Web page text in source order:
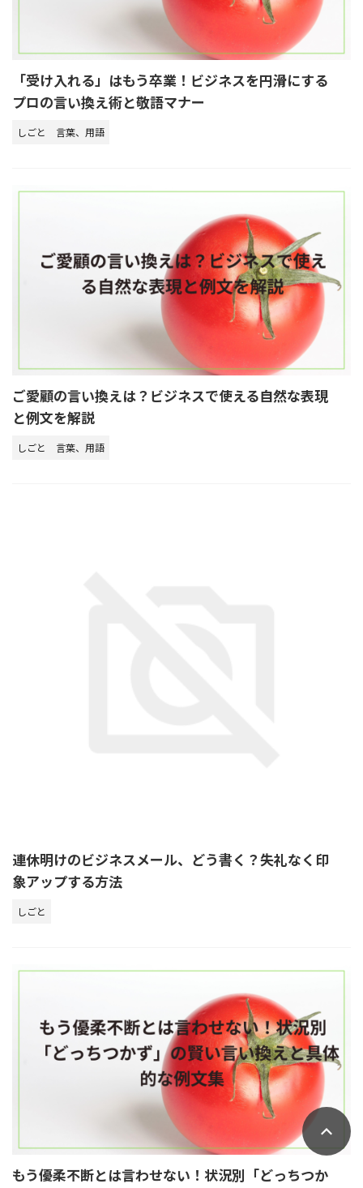
「受け入れる」はもう卒業！ビジネスを円滑にする
プロの言い換え術と敬語マナー
しごと 言葉、用語
ご愛顧の言い換えは？ビジネスで使える自然な表現
と例文を解説
しごと 言葉、用語
連休明けのビジネスメール、どう書く？失礼なく印
象アップする方法
しごと
もう優柔不断とは言わせない！状況別「どっちつか